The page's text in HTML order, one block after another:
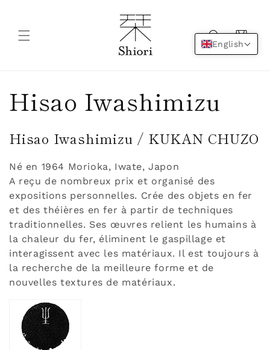
Cart
C
o
l
l
e
c
t
o
Hisao Iwashimizu
Hisao Iwashimizu / KUKAN CHUZO
Né en 1964 Morioka, Iwate, Japon
A reçu de nombreux prix et organisé des
expositions personnelles. Crée des objets en fer
et des théières en fer à partir de techniques
traditionnelles. Ses œuvres relient les humains à
la chaleur du fer, éliminent le gaspillage et
interagissent avec les matériaux. Il est toujours à
la recherche de la meilleure forme et de
nouvelles textures de matériaux.
English